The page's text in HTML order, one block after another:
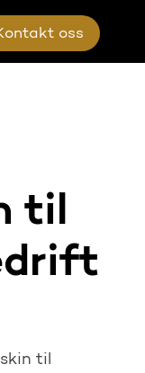
ontakt oss
til
til